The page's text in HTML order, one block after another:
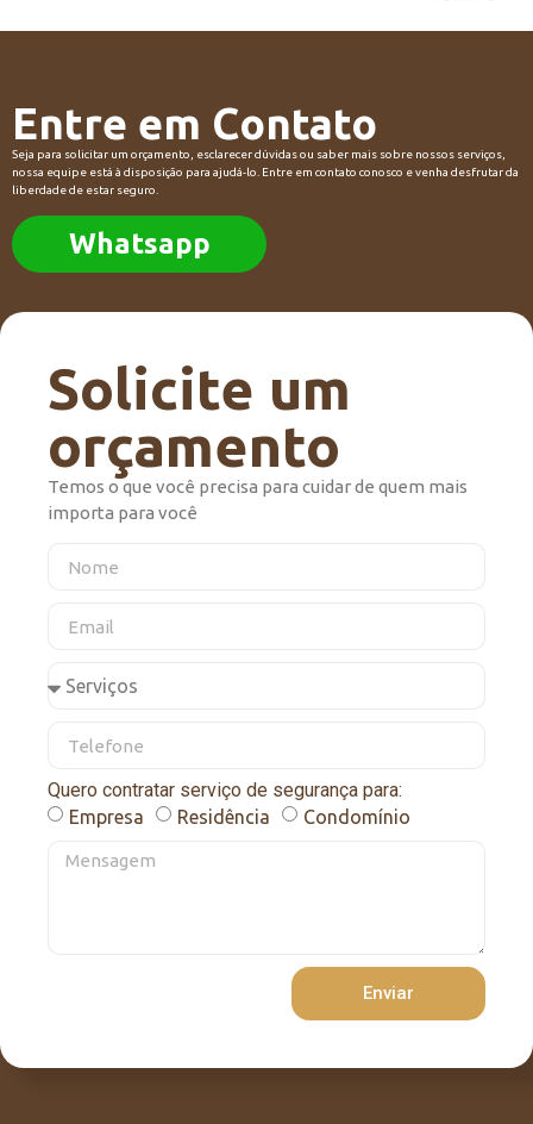
Entre em Contato
Seja para solicitar um orçamento, esclarecer dúvidas ou saber mais sobre nossos serviços,
nossa equipe está à disposição para ajudá-lo. Entre em contato conosco e venha desfrutar da
liberdade de estar seguro.
Whatsapp
Solicite um
orçamento
Temos o que você precisa para cuidar de quem mais
importa para você
Quero contratar serviço de segurança para:
Empresa Residência Condomínio
Enviar